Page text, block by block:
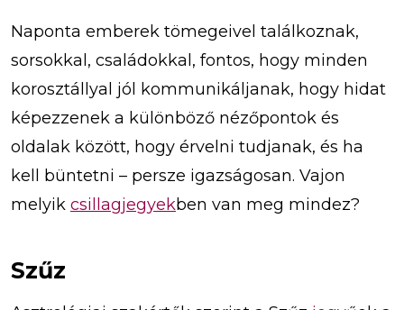
Naponta emberek tömegeivel találkoznak,
sorsokkal, családokkal, fontos, hogy minden
korosztállyal jól kommunikáljanak, hogy hidat
képezzenek a különböző nézőpontok és
oldalak között, hogy érvelni tudjanak, és ha
kell büntetni – persze igazságosan. Vajon
melyik csillagjegyekben van meg mindez?
Szűz